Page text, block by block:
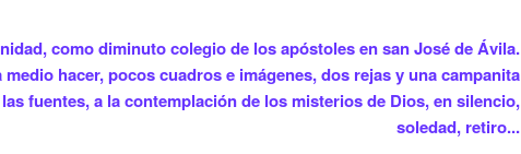
como diminuto colegio de los apóstoles en san José de Ávila.
hacer, pocos cuadros e imágenes, dos rejas y una campanita
fuentes, a la contemplación de los misterios de Dios, en silencio,
soledad, retiro...